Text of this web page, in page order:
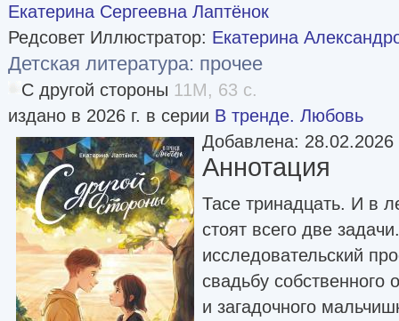
Екатерина Сергеевна Лаптёнок
Редсовет Иллюстратор: Екатерина
Детская литература: прочее
С другой стороны 11M, 63 с.
издано в 2026 г. в серии В тренде. Любовь
Добавлена: 28.02.2026
Аннотация
Тасе тринадцать. И в
стоят всего две
исследовательский
свадьбу собственного
и загадочного